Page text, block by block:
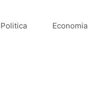
Politica Economia